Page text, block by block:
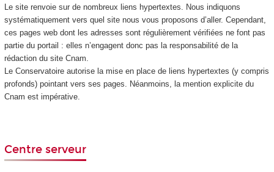
Le site renvoie sur de nombreux liens hypertextes. Nous indiquons
systématiquement vers quel site nous vous proposons d’aller. Cependant,
ces pages web dont les adresses sont régulièrement vérifiées ne font pas
partie du portail : elles n’engagent donc pas la responsabilité de la
rédaction du site Cnam.
Le Conservatoire autorise la mise en place de liens hypertextes (y compris
profonds) pointant vers ses pages. Néanmoins, la mention explicite du
Cnam est impérative.
Centre serveur